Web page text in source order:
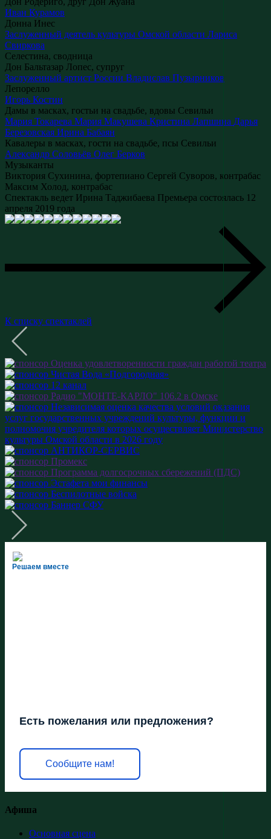
Иван Курамов
Донна Инес
Заслуженный деятель культуры Омской области Лариса
Свиркова
Селестина, сводница
Дон Бальтазар Лопес, супруг
Заслуженный артист России Владислав Пузырников
Лепорелло
Игорь Костин
Дамы в масках, гостьи на свадьбе, вдовы Севильи
Мария Токарева Мария Макушева Кристина Лапшина Дарья
Березовская Ирина Бабаян
Кавалеры в масках, гости на свадьбе, псы Севильи
Александр Соловьёв Олег Берков
Музыканты
Виктория Сухинина, фортепиано Сергей Суворов, контрабас
Максим Холод, контрабас
Спектакль ведет Ирина Таджибаева Премьера состоялась 12
апреля 2019 года
К списку спектаклей
Решаем вместе
Есть пожелания или предложения?
Сообщите нам!
Афиша
Основная сцена